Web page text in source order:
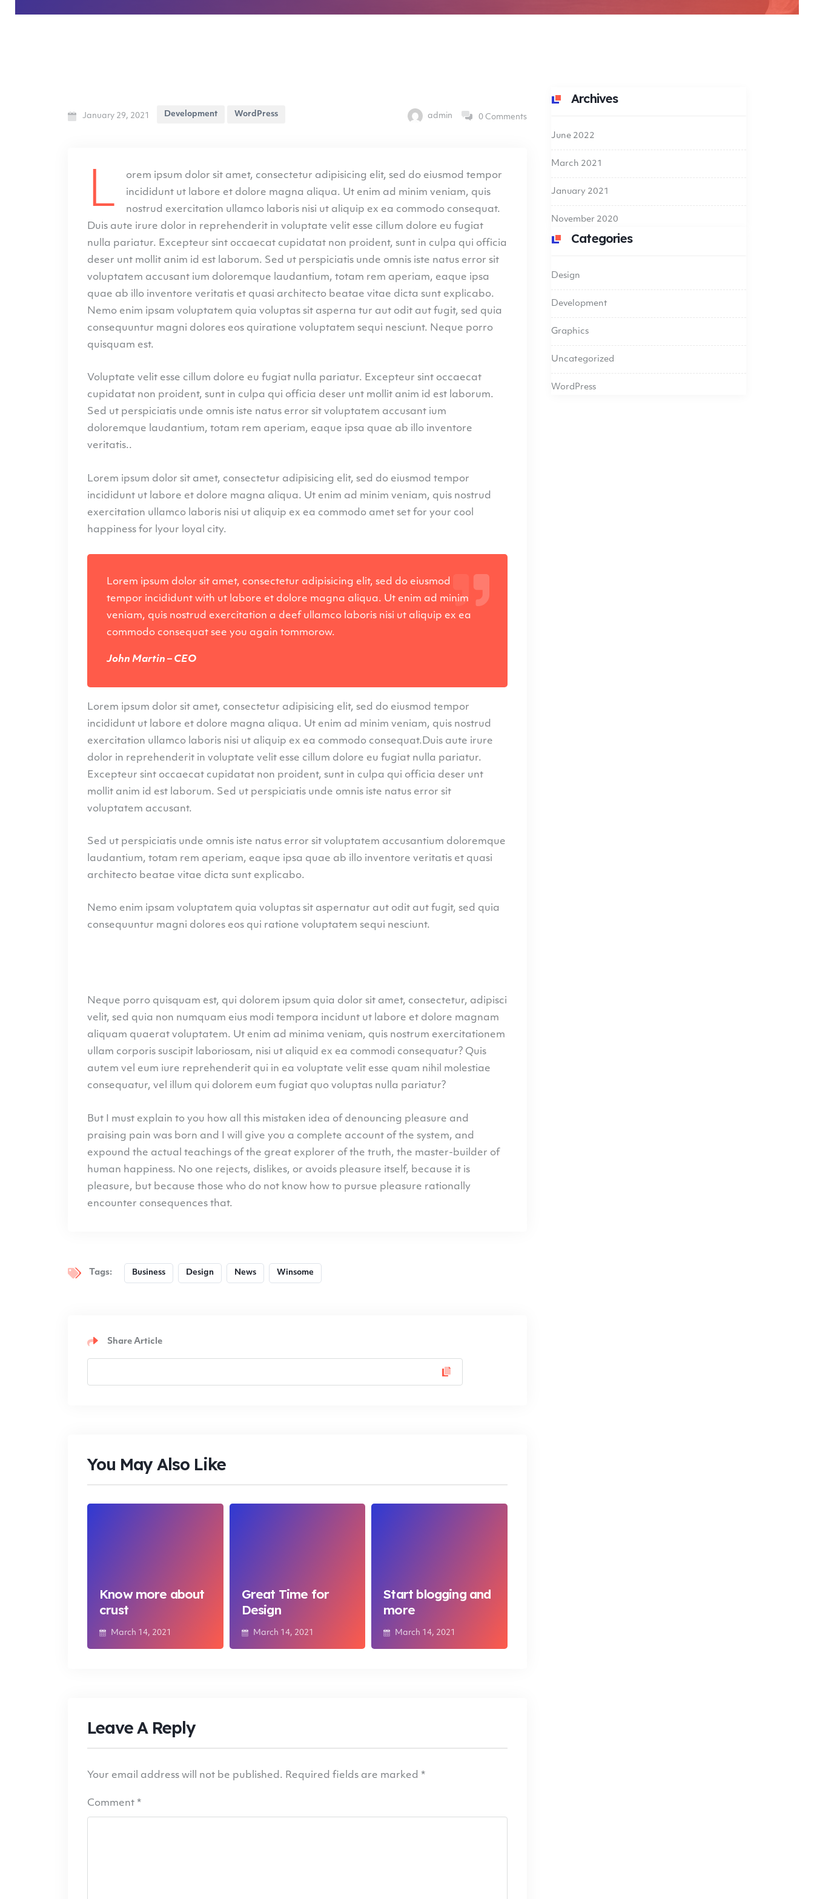
January 29, 2021 Development WordPress admin 0 Comments
Lorem ipsum dolor sit amet, consectetur adipisicing elit, sed do eiusmod tempor
incididunt ut labore et dolore magna aliqua. Ut enim ad minim veniam, quis
nostrud exercitation ullamco laboris nisi ut aliquip ex ea commodo consequat.
Duis aute irure dolor in reprehenderit in voluptate velit esse cillum dolore eu fugiat
nulla pariatur. Excepteur sint occaecat cupidatat non proident, sunt in culpa qui officia
deser unt mollit anim id est laborum. Sed ut perspiciatis unde omnis iste natus error sit
voluptatem accusant ium doloremque laudantium, totam rem aperiam, eaque ipsa
quae ab illo inventore veritatis et quasi architecto beatae vitae dicta sunt explicabo.
Nemo enim ipsam voluptatem quia voluptas sit asperna tur aut odit aut fugit, sed quia
consequuntur magni dolores eos quiratione voluptatem sequi nesciunt. Neque porro
quisquam est.
Voluptate velit esse cillum dolore eu fugiat nulla pariatur. Excepteur sint occaecat
cupidatat non proident, sunt in culpa qui officia deser unt mollit anim id est laborum.
Sed ut perspiciatis unde omnis iste natus error sit voluptatem accusant ium
doloremque laudantium, totam rem aperiam, eaque ipsa quae ab illo inventore
veritatis..
Lorem ipsum dolor sit amet, consectetur adipisicing elit, sed do eiusmod tempor
incididunt ut labore et dolore magna aliqua. Ut enim ad minim veniam, quis nostrud
exercitation ullamco laboris nisi ut aliquip ex ea commodo amet set for your cool
happiness for lyour loyal city.
Lorem ipsum dolor sit amet, consectetur adipisicing elit, sed do eiusmod
tempor incididunt with ut labore et dolore magna aliqua. Ut enim ad minim
veniam, quis nostrud exercitation a deef ullamco laboris nisi ut aliquip ex ea
commodo consequat see you again tommorow.
John Martin – CEO
Lorem ipsum dolor sit amet, consectetur adipisicing elit, sed do eiusmod tempor
incididunt ut labore et dolore magna aliqua. Ut enim ad minim veniam, quis nostrud
exercitation ullamco laboris nisi ut aliquip ex ea commodo consequat.Duis aute irure
dolor in reprehenderit in voluptate velit esse cillum dolore eu fugiat nulla pariatur.
Excepteur sint occaecat cupidatat non proident, sunt in culpa qui officia deser unt
mollit anim id est laborum. Sed ut perspiciatis unde omnis iste natus error sit
voluptatem accusant.
Sed ut perspiciatis unde omnis iste natus error sit voluptatem accusantium doloremque
laudantium, totam rem aperiam, eaque ipsa quae ab illo inventore veritatis et quasi
architecto beatae vitae dicta sunt explicabo.
Nemo enim ipsam voluptatem quia voluptas sit aspernatur aut odit aut fugit, sed quia
consequuntur magni dolores eos qui ratione voluptatem sequi nesciunt.
Neque porro quisquam est, qui dolorem ipsum quia dolor sit amet, consectetur, adipisci
velit, sed quia non numquam eius modi tempora incidunt ut labore et dolore magnam
aliquam quaerat voluptatem. Ut enim ad minima veniam, quis nostrum exercitationem
ullam corporis suscipit laboriosam, nisi ut aliquid ex ea commodi consequatur? Quis
autem vel eum iure reprehenderit qui in ea voluptate velit esse quam nihil molestiae
consequatur, vel illum qui dolorem eum fugiat quo voluptas nulla pariatur?
But I must explain to you how all this mistaken idea of denouncing pleasure and
praising pain was born and I will give you a complete account of the system, and
expound the actual teachings of the great explorer of the truth, the master-builder of
human happiness. No one rejects, dislikes, or avoids pleasure itself, because it is
pleasure, but because those who do not know how to pursue pleasure rationally
encounter consequences that.
Tags: Business Design News Winsome
Share Article
You May Also Like
Know more about
crust
March 14, 2021
Great Time for
Design
March 14, 2021
Start blogging and
more
March 14, 2021
Leave A Reply
Your email address will not be published. Required fields are marked *
Comment *
Archives
June 2022
March 2021
January 2021
November 2020
Categories
Design
Development
Graphics
Uncategorized
WordPress